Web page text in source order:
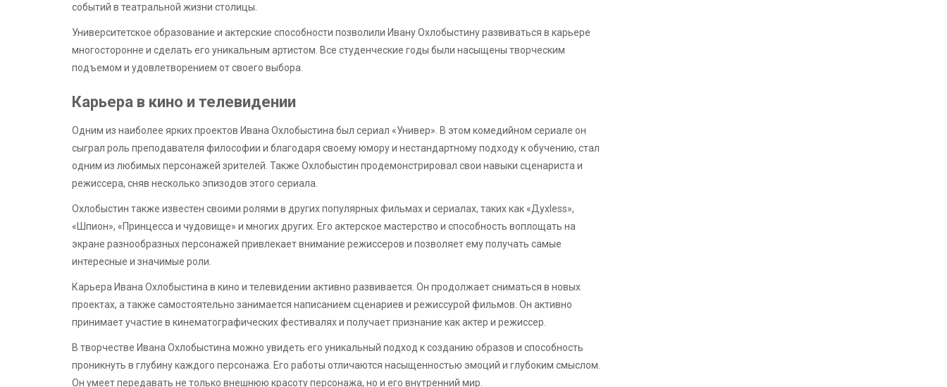
событий в театральной жизни столицы.
Университетское образование и актерские способности позволили Ивану Охлобыстину развиваться в карьере
многосторонне и сделать его уникальным артистом. Все студенческие годы были насыщены творческим
подъемом и удовлетворением от своего выбора.
Карьера в кино и телевидении
Одним из наиболее ярких проектов Ивана Охлобыстина был сериал «Универ». В этом комедийном сериале он
сыграл роль преподавателя философии и благодаря своему юмору и нестандартному подходу к обучению, стал
одним из любимых персонажей зрителей. Также Охлобыстин продемонстрировал свои навыки сценариста и
режиссера, сняв несколько эпизодов этого сериала.
Охлобыстин также известен своими ролями в других популярных фильмах и сериалах, таких как «Духless»,
«Шпион», «Принцесса и чудовище» и многих других. Его актерское мастерство и способность воплощать на
экране разнообразных персонажей привлекает внимание режиссеров и позволяет ему получать самые
интересные и значимые роли.
Карьера Ивана Охлобыстина в кино и телевидении активно развивается. Он продолжает сниматься в новых
проектах, а также самостоятельно занимается написанием сценариев и режиссурой фильмов. Он активно
принимает участие в кинематографических фестивалях и получает признание как актер и режиссер.
В творчестве Ивана Охлобыстина можно увидеть его уникальный подход к созданию образов и способность
проникнуть в глубину каждого персонажа. Его работы отличаются насыщенностью эмоций и глубоким смыслом.
Он умеет передавать не только внешнюю красоту персонажа, но и его внутренний мир.